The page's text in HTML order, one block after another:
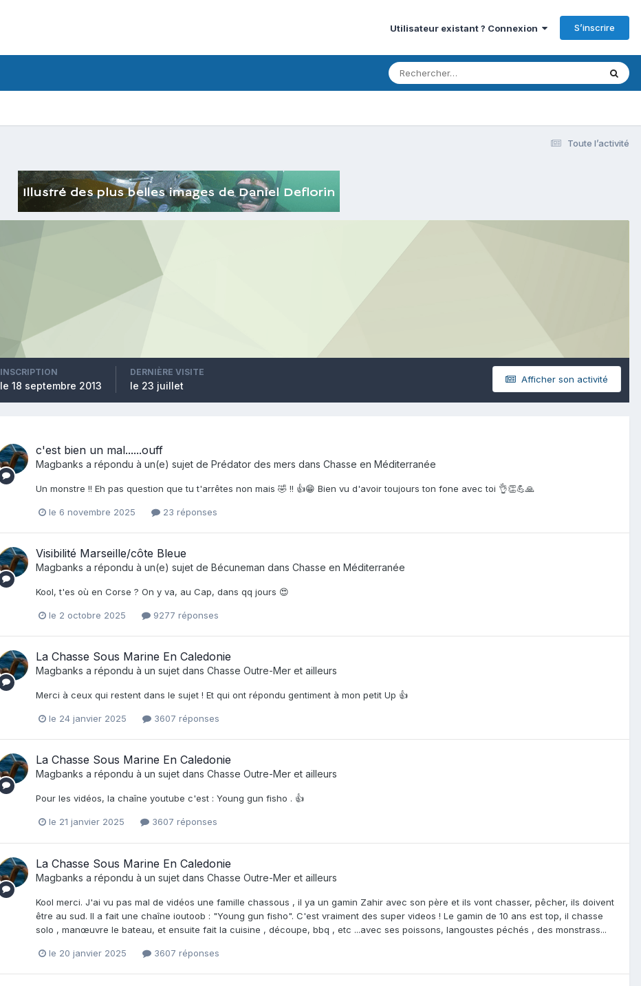
Utilisateur existant ? Connexion S’inscrire
Toute l’activité
Afficher son activité
INSCRIPTION
le 18 septembre 2013
DERNIÈRE VISITE
le 23 juillet
c'est bien un mal......ouff
Magbanks a répondu à un(e) sujet de Prédator des mers dans Chasse en Méditerranée
Un monstre !! Eh pas question que tu t'arrêtes non mais 🤣 !! 👍😁 Bien vu d'avoir toujours ton fone avec toi 👌👏💪🙏
le 6 novembre 2025 23 réponses
Visibilité Marseille/côte Bleue
Magbanks a répondu à un(e) sujet de Bécuneman dans Chasse en Méditerranée
Kool, t'es où en Corse ? On y va, au Cap, dans qq jours 😍
le 2 octobre 2025 9277 réponses
La Chasse Sous Marine En Caledonie
Magbanks a répondu à un sujet dans Chasse Outre-Mer et ailleurs
Merci à ceux qui restent dans le sujet ! Et qui ont répondu gentiment à mon petit Up 👍
le 24 janvier 2025 3607 réponses
La Chasse Sous Marine En Caledonie
Magbanks a répondu à un sujet dans Chasse Outre-Mer et ailleurs
Pour les vidéos, la chaîne youtube c'est : Young gun fisho . 👍
le 21 janvier 2025 3607 réponses
La Chasse Sous Marine En Caledonie
Magbanks a répondu à un sujet dans Chasse Outre-Mer et ailleurs
Kool merci. J'ai vu pas mal de vidéos une famille chassous , il ya un gamin Zahir avec son père et ils vont chasser, pêcher, ils doivent
être au sud. Il a fait une chaîne ioutoob : "Young gun fisho". C'est vraiment des super videos ! Le gamin de 10 ans est top, il chasse
solo , manœuvre le bateau, et ensuite fait la cuisine , découpe, bbq , etc ...avec ses poissons, langoustes péchés , des monstrass...
le 20 janvier 2025 3607 réponses